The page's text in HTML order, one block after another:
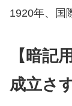
1920年、国
【暗
成立さ